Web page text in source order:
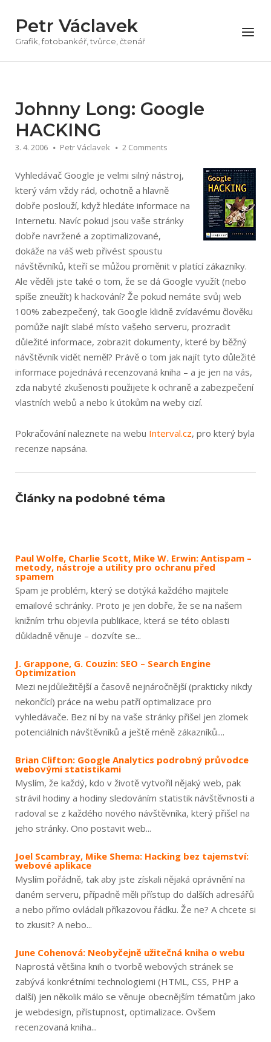
obsah
Petr Václavek
Grafik, fotobankéř, tvůrce, čtenář
Menu
Johnny Long: Google
HACKING
3. 4. 2006 Petr Václavek 2 Comments
Vyhledávač Google je velmi silný nástroj,
který vám vždy rád, ochotně a hlavně
dobře poslouží, když hledáte informace na
Internetu. Navíc pokud jsou vaše stránky
dobře navržené a zoptimalizované,
dokáže na váš web přivést spoustu
návštěvníků, kteří se můžou proměnit v platící zákazníky.
Ale věděli jste také o tom, že se dá Google využít (nebo
spíše zneužít) k hackování? Že pokud nemáte svůj web
100% zabezpečený, tak Google klidně zvídavému člověku
pomůže najít slabé místo vašeho serveru, prozradit
důležité informace, zobrazit dokumenty, které by běžný
návštěvník vidět neměl? Právě o tom jak najít tyto důležité
informace pojednává recenzovaná kniha – a je jen na vás,
zda nabyté zkušenosti použijete k ochraně a zabezpečení
vlastních webů a nebo k útokům na weby cizí.
Pokračování naleznete na webu Interval.cz, pro který byla
recenze napsána.
Články na podobné téma
Paul Wolfe, Charlie Scott, Mike W. Erwin: Antispam –
metody, nástroje a utility pro ochranu před
spamem
Spam je problém, který se dotýká každého majitele
emailové schránky. Proto je jen dobře, že se na našem
knižním trhu objevila publikace, která se této oblasti
důkladně věnuje – dozvíte se...
J. Grappone, G. Couzin: SEO – Search Engine
Optimization
Mezi nejdůležitější a časově nejnáročnější (prakticky nikdy
nekončící) práce na webu patří optimalizace pro
vyhledávače. Bez ní by na vaše stránky přišel jen zlomek
potenciálních návštěvníků a ještě méně zákazníků....
Brian Clifton: Google Analytics podrobný průvodce
webovými statistikami
Myslím, že každý, kdo v životě vytvořil nějaký web, pak
strávil hodiny a hodiny sledováním statistik návštěvnosti a
radoval se z každého nového návštěvníka, který přišel na
jeho stránky. Ono postavit web...
Joel Scambray, Mike Shema: Hacking bez tajemství:
webové aplikace
Myslím pořádně, tak aby jste získali nějaká oprávnění na
daném serveru, případně měli přístup do dalších adresářů
a nebo přímo ovládali příkazovou řádku. Že ne? A chcete si
to zkusit? A nebo...
June Cohenová: Neobyčejně užitečná kniha o webu
Naprostá většina knih o tvorbě webových stránek se
zabývá konkrétními technologiemi (HTML, CSS, PHP a
další) jen několik málo se věnuje obecnějším tématům jako
je webdesign, přístupnost, optimalizace. Ovšem
recenzovaná kniha...